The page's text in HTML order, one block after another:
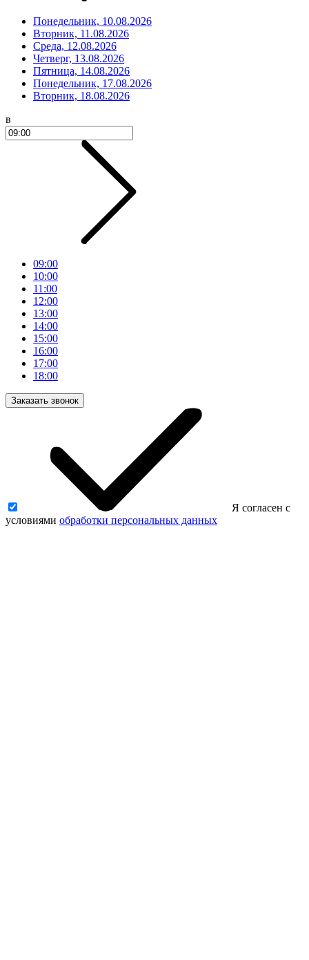
Понедельник, 10.08.2026
Вторник, 11.08.2026
Среда, 12.08.2026
Четверг, 13.08.2026
Пятница, 14.08.2026
Понедельник, 17.08.2026
Вторник, 18.08.2026
в
09:00
10:00
11:00
12:00
13:00
14:00
15:00
16:00
17:00
18:00
Заказать звонок
Я согласен с
условиями обработки персональных данных